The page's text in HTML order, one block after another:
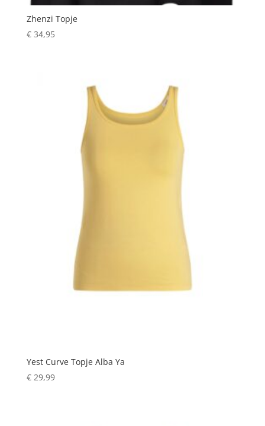
Zhenzi Topje
€34,95
Yest Curve Topje Alba Ya
€29,99